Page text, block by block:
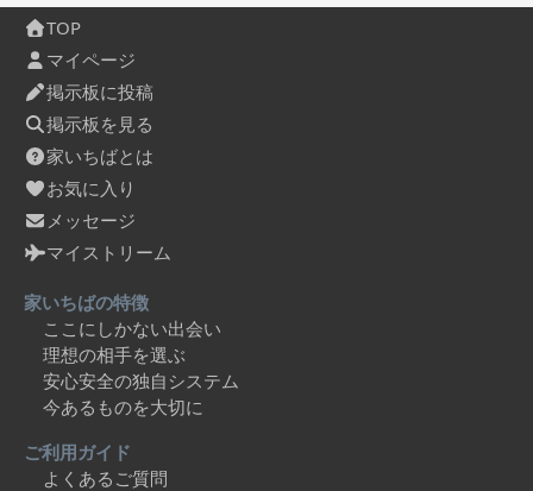
TOP
マイページ
掲示板に投稿
掲示板を見る
家いちばとは
お気に入り
メッセージ
マイストリーム
家いちばの特徴
ここにしかない出会い
理想の相手を選ぶ
安心安全の独自システム
今あるものを大切に
ご利用ガイド
よくあるご質問